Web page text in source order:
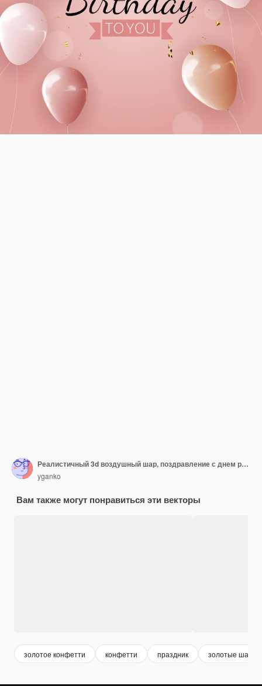
Реалистичный 3d воздушный шар, поздравление с днем рождения
yganko
Вам также могут понравиться эти векторы
золотое конфетти конфетти праздник золотые шары